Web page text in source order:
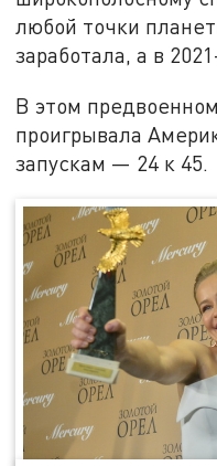
любой точки
заработала, а в
В этом
проигрывала
запускам — 24 к 45.